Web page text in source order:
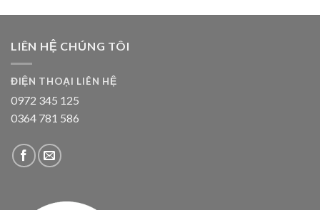
LIÊN HỆ CHÚNG TÔI
ĐIỆN THOẠI LIÊN HỆ
0972 345 125
0364 781 586